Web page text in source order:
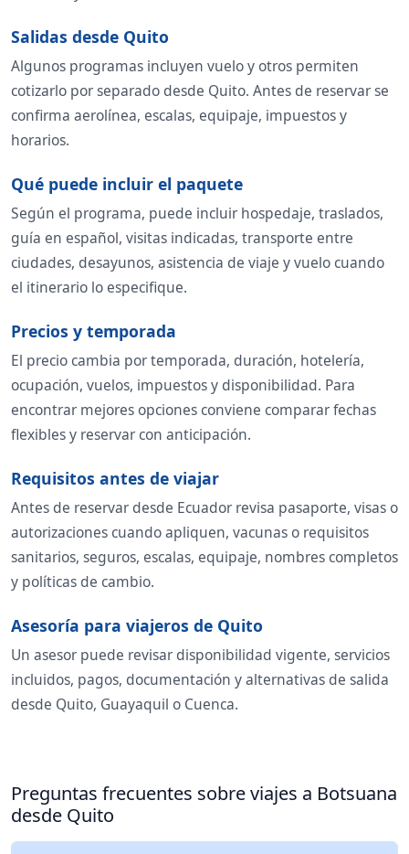
Salidas desde Quito
Algunos programas incluyen vuelo y otros permiten
cotizarlo por separado desde Quito. Antes de reservar se
confirma aerolínea, escalas, equipaje, impuestos y
horarios.
Qué puede incluir el paquete
Según el programa, puede incluir hospedaje, traslados,
guía en español, visitas indicadas, transporte entre
ciudades, desayunos, asistencia de viaje y vuelo cuando
el itinerario lo especifique.
Precios y temporada
El precio cambia por temporada, duración, hotelería,
ocupación, vuelos, impuestos y disponibilidad. Para
encontrar mejores opciones conviene comparar fechas
flexibles y reservar con anticipación.
Requisitos antes de viajar
Antes de reservar desde Ecuador revisa pasaporte, visas o
autorizaciones cuando apliquen, vacunas o requisitos
sanitarios, seguros, escalas, equipaje, nombres completos
y políticas de cambio.
Asesoría para viajeros de Quito
Un asesor puede revisar disponibilidad vigente, servicios
incluidos, pagos, documentación y alternativas de salida
desde Quito, Guayaquil o Cuenca.
Preguntas frecuentes sobre viajes a Botsuana
desde Quito